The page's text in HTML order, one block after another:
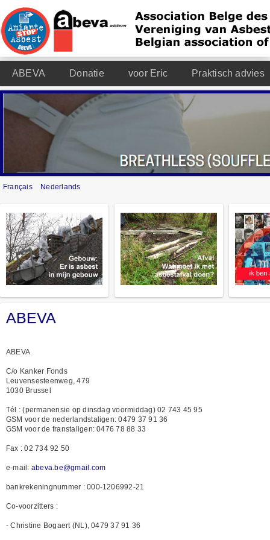
ABEVA Donatie voor Eric Praktisch advies
Français Nederlands
ABEVA
ABEVA
C/o Kanker Fonds
Leuvensesteenweg, 479
1030 Brussel
Tél : (permanensie op dinsdag voormiddag) 02 743 45 95
GSM voor de nederlandstaligen: 0479 37 91 36
GSM voor de franstaligen: 0476 78 88 33
Fax : 02 734 92 50
e-mail: abeva.be@gmail.com
bankrekeningnummer : 000-1206992-21
Co-voorzitters :
- Christine Bogaert (NL), 0479 37 91 36